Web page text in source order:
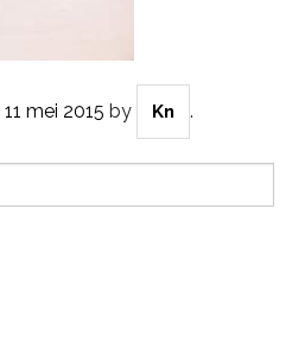
11 mei 2015 by Kn .